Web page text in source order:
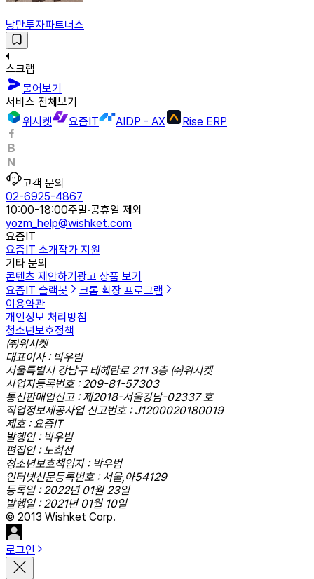
낭만투자파트너스
스크랩
물어보기
서비스 전체보기
위시켓
요즘IT AIDP - AX Rise ERP
고객 문의
02-6925-4867
10:00-18:00주말·공휴일 제외
yozm_help@wishket.com
요즘IT
요즘IT 소개작가 지원
기타 문의
콘텐츠 제안하기 광고 상품 보기
요즘IT 슬랙봇
크롬 확장 프로그램
이용약관
개인정보 처리방침
청소년보호정책
㈜위시켓
대표이사 : 박우범
서울특별시 강남구 테헤란로 211 3층 ㈜위시켓
사업자등록번호 : 209-81-57303
통신판매업신고 : 제2018-서울강남-02337 호
직업정보제공사업 신고번호 : J1200020180019
제호 : 요즘IT
발행인 : 박우범
편집인 : 노희선
청소년보호책임자 : 박우범
인터넷신문등록번호 : 서울,아54129
등록일 : 2022년 01월 23일
발행일 : 2021년 01월 10일
© 2013 Wishket Corp.
로그인